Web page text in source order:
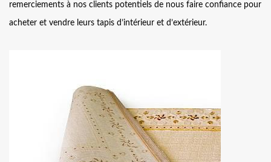
remerciements à nos clients potentiels de nous faire confiance pour
acheter et vendre leurs tapis d’intérieur et d’extérieur.